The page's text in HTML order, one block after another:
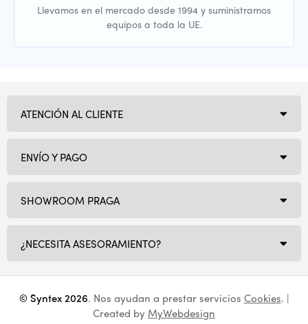
Llevamos en el mercado desde 1994 y suministramos
equipos a toda la UE.
SHOWROOM PRAGA
¿NECESITA ASESORAMIENTO?
ATENCIÓN AL CLIENTE
ENVÍO Y PAGO
© Syntex 2026. Nos ayudan a prestar servicios Cookies. |
Created by MyWebdesign